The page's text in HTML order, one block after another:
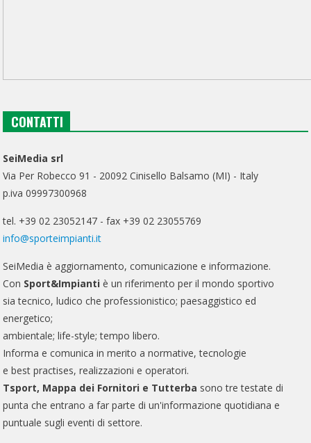
CONTATTI
SeiMedia srl
Via Per Robecco 91 - 20092 Cinisello Balsamo (MI) - Italy
p.iva 09997300968
tel. +39 02 23052147 - fax +39 02 23055769
info@sporteimpianti.it
SeiMedia è aggiornamento, comunicazione e informazione.
Con Sport&Impianti è un riferimento per il mondo sportivo
sia tecnico, ludico che professionistico; paesaggistico ed
energetico;
ambientale; life-style; tempo libero.
Informa e comunica in merito a normative, tecnologie
e best practises, realizzazioni e operatori.
Tsport, Mappa dei Fornitori e Tutterba sono tre testate di
punta che entrano a far parte di un'informazione quotidiana e
puntuale sugli eventi di settore.